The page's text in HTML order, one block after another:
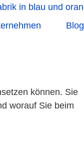
Blog
können. Sie
worauf Sie beim